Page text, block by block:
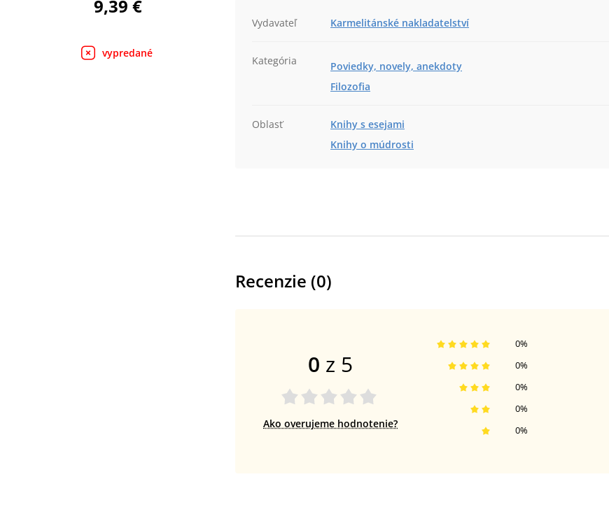
9,39 €
vypredané
Vydavateľ Karmelitánské nakladatelství
Kategória
Poviedky, novely, anekdoty
Filozofia
Oblasť
Knihy s esejami
Knihy o múdrosti
Recenzie (0)
0 z 5
Ako overujeme hodnotenie? 0%
0%
0%
0%
0%